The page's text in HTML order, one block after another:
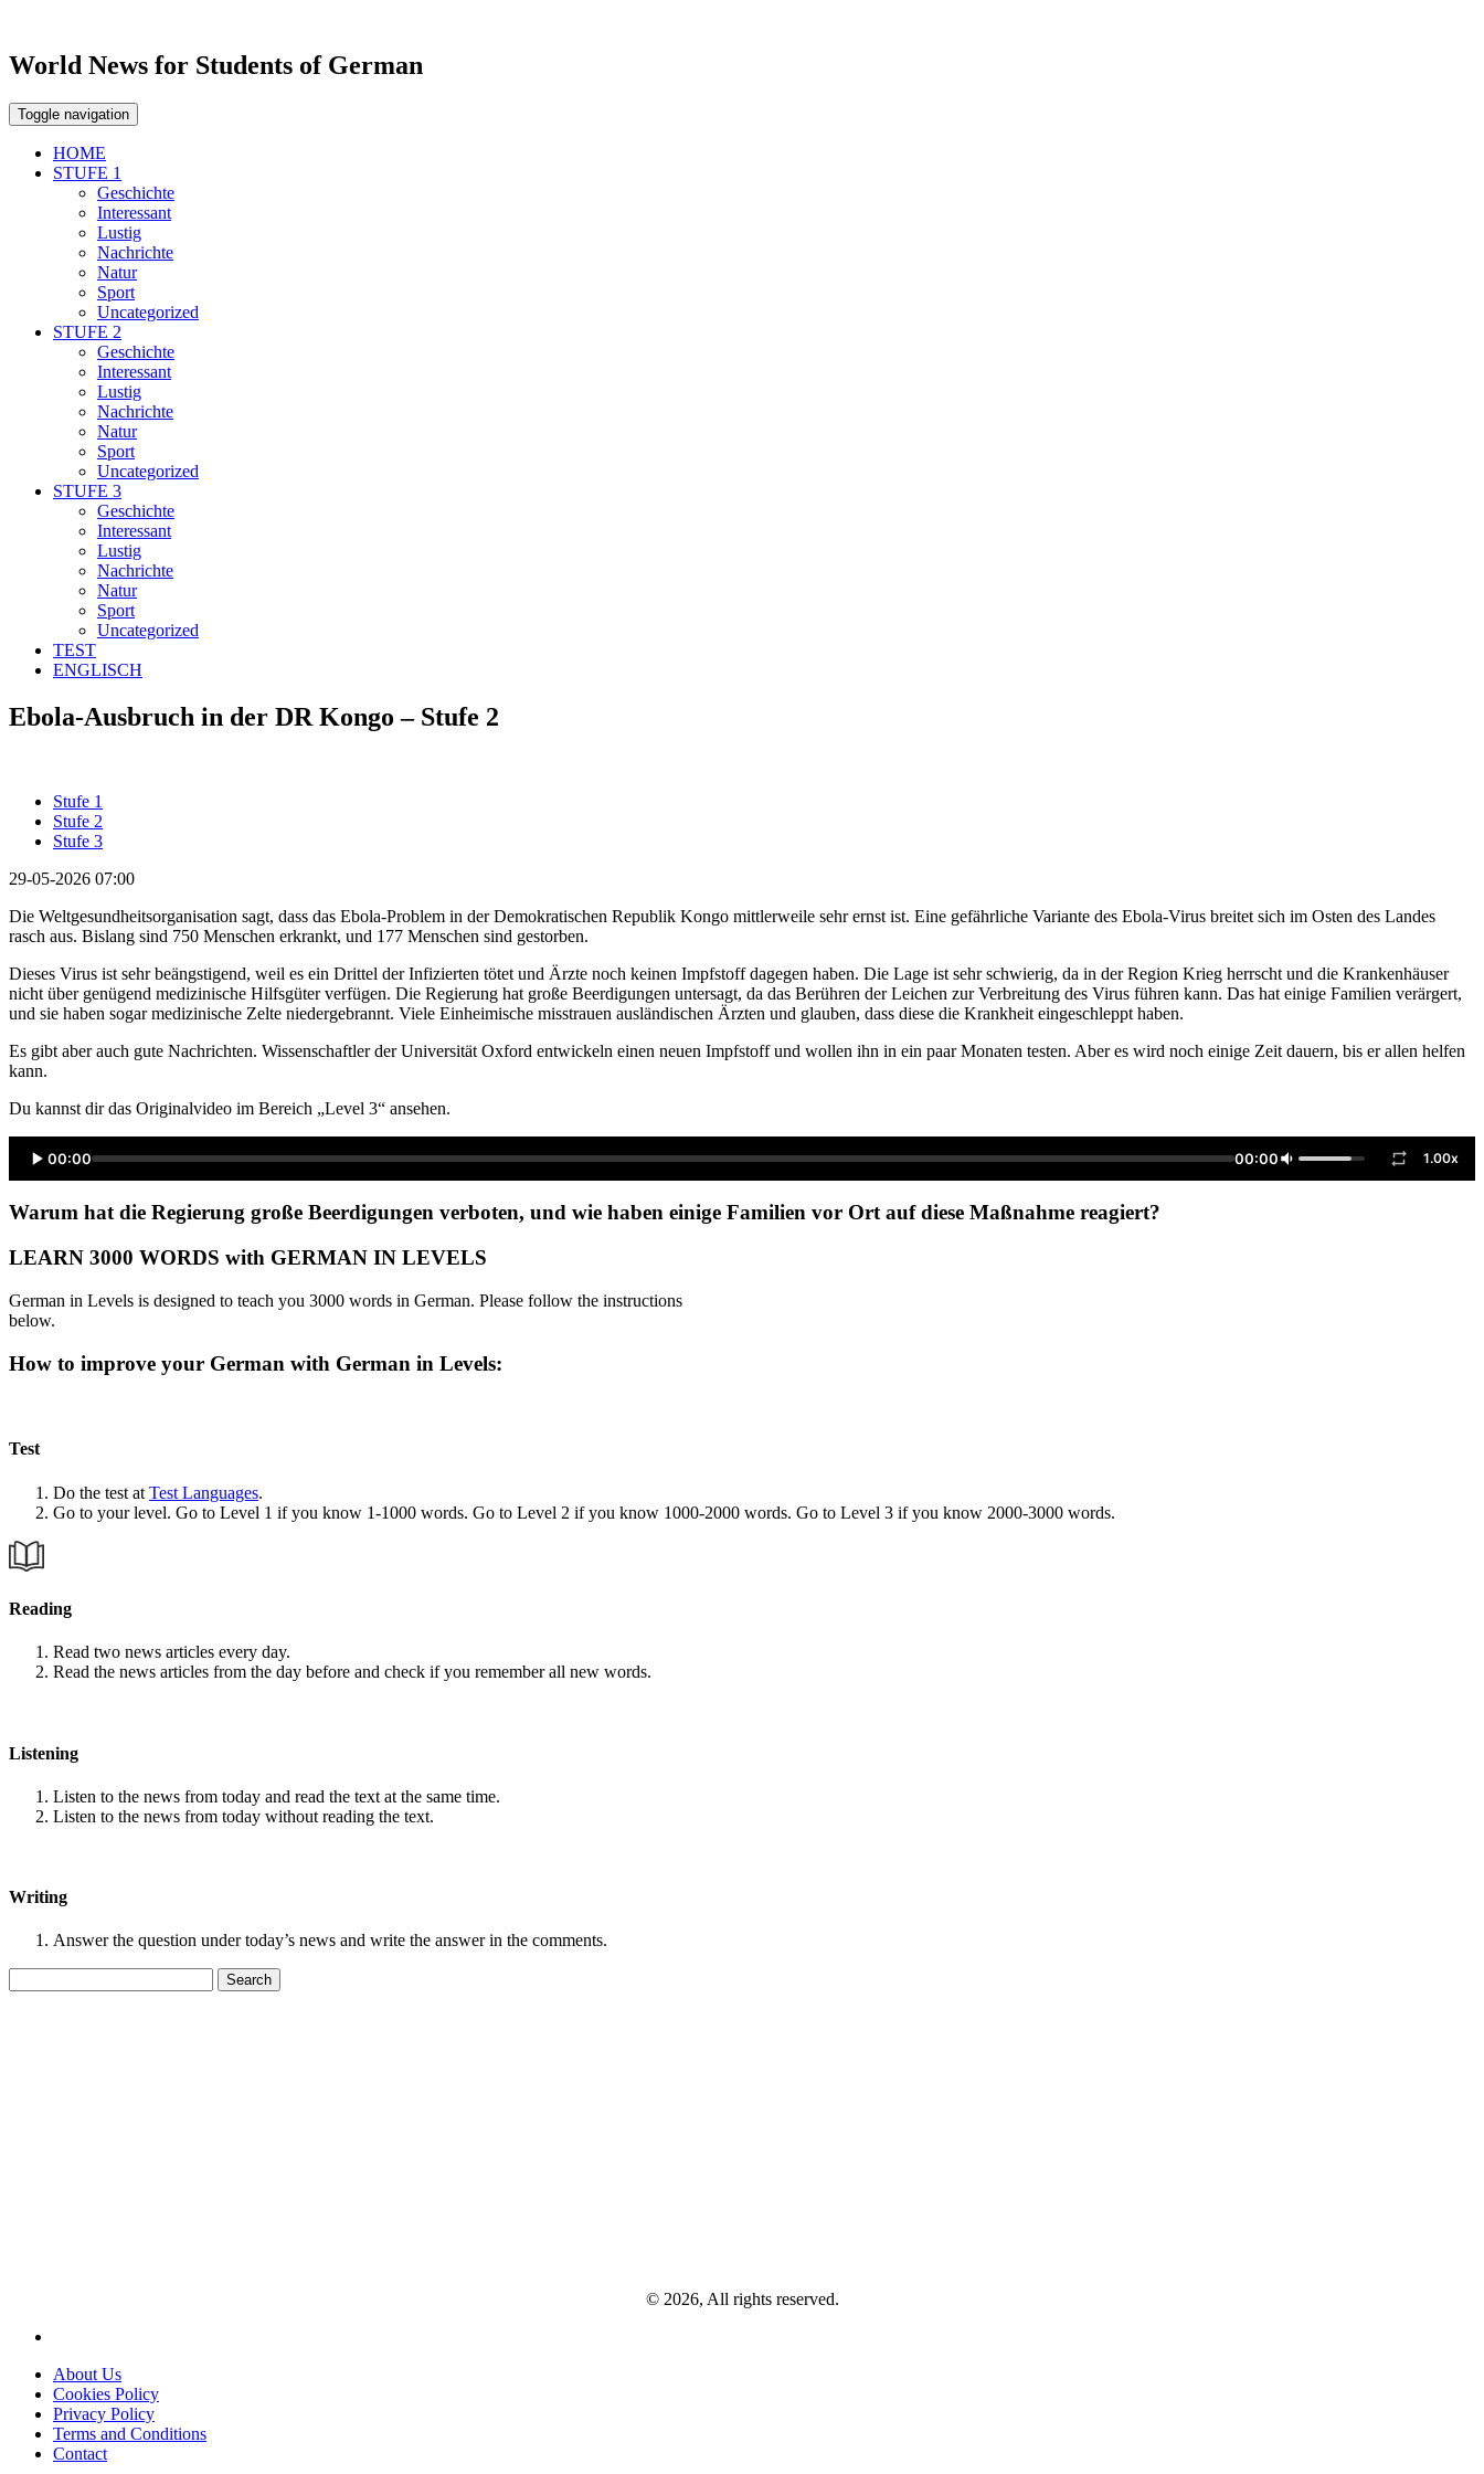
World News for Students of German
Toggle navigation
HOME
STUFE 1
Geschichte
Interessant
Lustig
Nachrichte
Natur
Sport
Uncategorized
STUFE 2
Geschichte
Interessant
Lustig
Nachrichte
Natur
Sport
Uncategorized
STUFE 3
Geschichte
Interessant
Lustig
Nachrichte
Natur
Sport
Uncategorized
TEST
ENGLISCH
Ebola-Ausbruch in der DR Kongo – Stufe 2
Stufe 1
Stufe 2
Stufe 3
29-05-2026 07:00
Die Weltgesundheitsorganisation sagt, dass das Ebola-Problem in der Demokratischen Republik Kongo mittlerweile sehr ernst ist. Eine gefährliche Variante des Ebola-Virus breitet sich im Osten des Landes
rasch aus. Bislang sind 750 Menschen erkrankt, und 177 Menschen sind gestorben.
Dieses Virus ist sehr beängstigend, weil es ein Drittel der Infizierten tötet und Ärzte noch keinen Impfstoff dagegen haben. Die Lage ist sehr schwierig, da in der Region Krieg herrscht und die Krankenhäuser
nicht über genügend medizinische Hilfsgüter verfügen. Die Regierung hat große Beerdigungen untersagt, da das Berühren der Leichen zur Verbreitung des Virus führen kann. Das hat einige Familien verärgert,
und sie haben sogar medizinische Zelte niedergebrannt. Viele Einheimische misstrauen ausländischen Ärzten und glauben, dass diese die Krankheit eingeschleppt haben.
Es gibt aber auch gute Nachrichten. Wissenschaftler der Universität Oxford entwickeln einen neuen Impfstoff und wollen ihn in ein paar Monaten testen. Aber es wird noch einige Zeit dauern, bis er allen helfen
kann.
Du kannst dir das Originalvideo im Bereich „Level 3“ ansehen.
00:00 00:00 1.00x
Warum hat die Regierung große Beerdigungen verboten, und wie haben einige Familien vor Ort auf diese Maßnahme reagiert?
LEARN 3000 WORDS with GERMAN IN LEVELS
German in Levels is designed to teach you 3000 words in German. Please follow the instructions
below.
How to improve your German with German in Levels:
Test
Do the test at Test Languages.
Go to your level. Go to Level 1 if you know 1-1000 words. Go to Level 2 if you know 1000-2000 words. Go to Level 3 if you know 2000-3000 words.
Reading
Read two news articles every day.
Read the news articles from the day before and check if you remember all new words.
Listening
Listen to the news from today and read the text at the same time.
Listen to the news from today without reading the text.
Writing
Answer the question under today’s news and write the answer in the comments.
for:
© 2026, All rights reserved.
About Us
Cookies Policy
Privacy Policy
Terms and Conditions
Contact